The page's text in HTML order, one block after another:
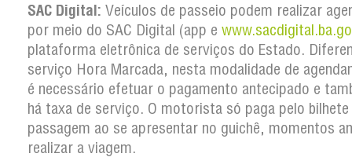
SAC Digital: Veículos de passeio podem realizar
por meio do SAC Digital (app e
plataforma eletrônica de serviços do Estado.
serviço Hora Marcada, nesta modalidade de
é necessário efetuar o pagamento antecipado e
há taxa de serviço. O motorista só paga pelo bilhete
passagem ao se apresentar no guichê, momentos
realizar a viagem.